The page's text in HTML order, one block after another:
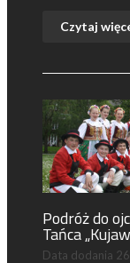
Czytaj
Podróż do
Tańca
Data dodania